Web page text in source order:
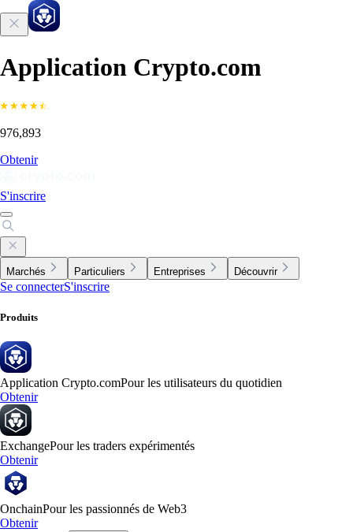
Application Crypto.com
976,893
Obtenir
S'inscrire
Marchés Particuliers Entreprises Découvrir
Se connecterS'inscrire
Produits
Application Crypto.comPour les utilisateurs du quotidien
Obtenir
ExchangePour les traders expérimentés
Obtenir
OnchainPour les passionnés de Web3
Obtenir